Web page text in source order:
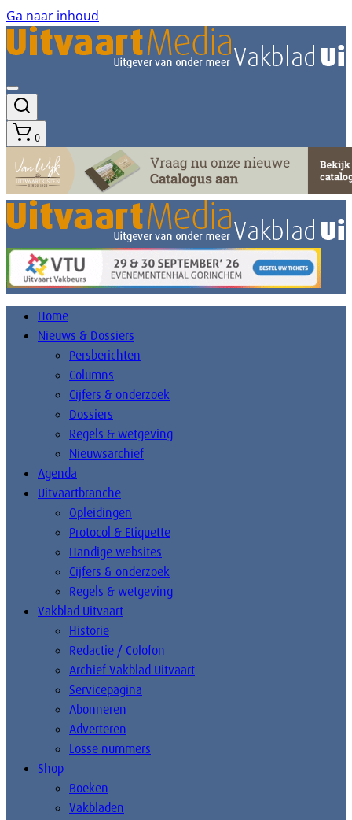
Ga naar inhoud
0
Home
Nieuws & Dossiers
Persberichten
Columns
Cijfers & onderzoek
Dossiers
Regels & wetgeving
Nieuwsarchief
Agenda
Uitvaartbranche
Opleidingen
Protocol & Etiquette
Handige websites
Cijfers & onderzoek
Regels & wetgeving
Vakblad Uitvaart
Historie
Redactie / Colofon
Archief Vakblad Uitvaart
Servicepagina
Abonneren
Adverteren
Losse nummers
Shop
Boeken
Vakbladen